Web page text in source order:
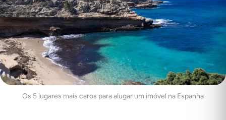
Os 5 lugares mais caros para alugar um imóvel na Espanha